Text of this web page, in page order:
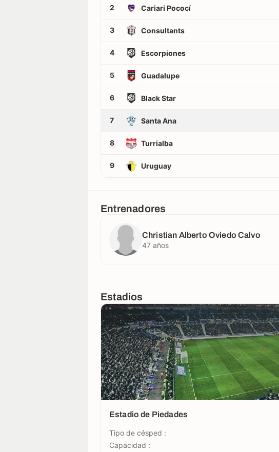
2 Cariari Pococí
3 Consultants
4 Escorpiones
5 Guadalupe
6 Black Star
7 Santa Ana
8 Turrialba
9 Uruguay
Entrenadores
Christian Alberto Oviedo Calvo
47 años
Estadios
Estadio de Piedades
Tipo de césped :
Capacidad :